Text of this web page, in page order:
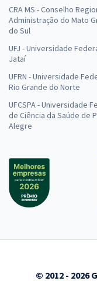
CRA MS - Conselho
Administração do Mato
do Sul
UFJ - Universidade
Jataí
UFRN - Universidade
Rio Grande do Norte
UFCSPA - Universidade
de Ciência da Saúde de
Alegre
© 2012 - 2026